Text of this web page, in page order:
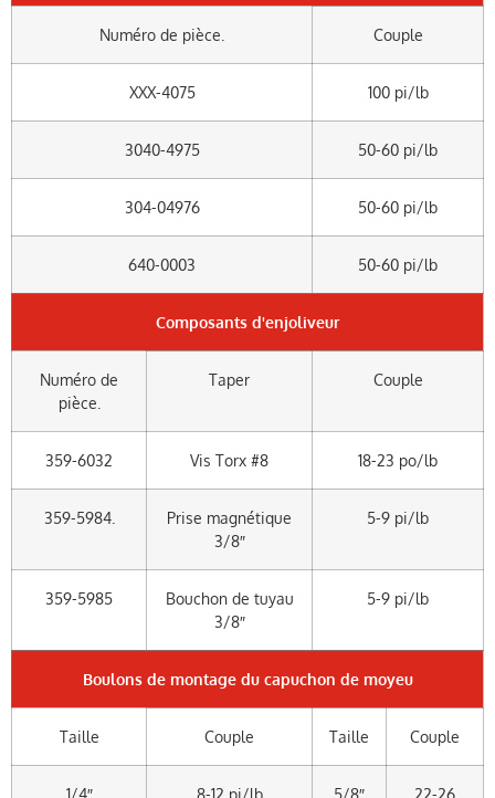
Numéro de pièce. Couple
XXX-4075 100 pi/lb
3040-4975 50-60 pi/lb
304-04976 50-60 pi/lb
640-0003 50-60 pi/lb
Composants d'enjoliveur
Numéro de
pièce.
Taper Couple
359-6032 Vis Torx #8 18-23 po/lb
359-5984.
Prise magnétique
3/8″
5-9 pi/lb
359-5985
Bouchon de tuyau
3/8″
5-9 pi/lb
Boulons de montage du capuchon de moyeu
Taille Couple Taille Couple
1/4″ 8-12 pi/lb 5/8″
22-26